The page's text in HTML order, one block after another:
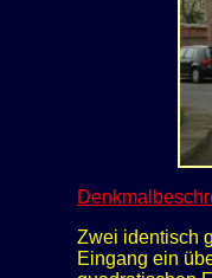
Zwei identisch
Eingang ein